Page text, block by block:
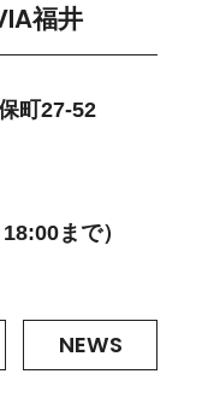
福井
町27-52
まで）
NEWS